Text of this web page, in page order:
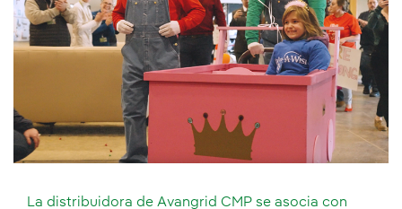
La distribuidora de Avangrid CMP se asocia con